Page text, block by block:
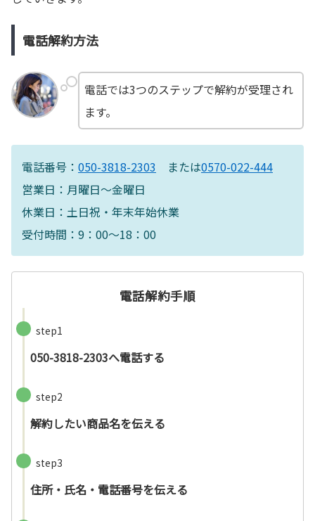
電話解約方法
電話では3つのステップで解約が受理され
ます。
電話番号： 050-3818-2303 または0570-022-444
営業日：月曜日～金曜日
休業日：土日祝・年末年始休業
受付時間：9：00～18：00
電話解約手順
step1
050-3818-2303へ電話する
step2
解約したい商品名を伝える
step3
住所・氏名・電話番号を伝える